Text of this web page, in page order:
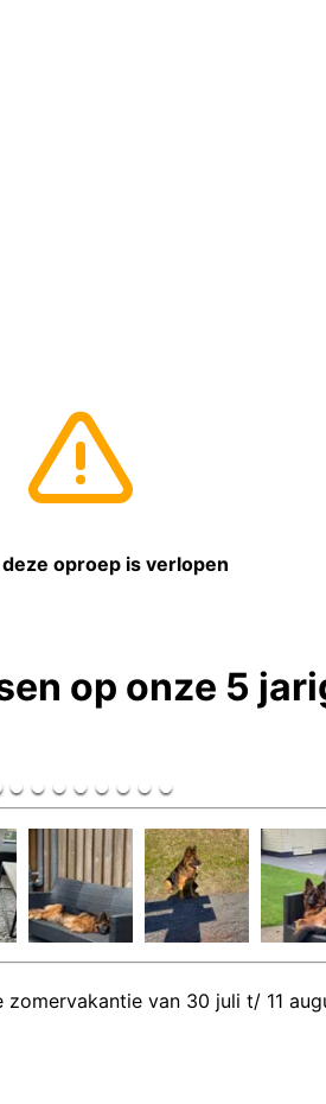
oproep is verlopen
op onze 5
van 30 juli t/ 11